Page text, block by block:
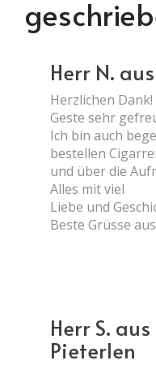
Herr N.
Herzlichen
Geste sehr
Ich bin auch
bestellen
und über die
Alles mit viel
Liebe und
Beste Grüsse
Herr S.
Pieterlen